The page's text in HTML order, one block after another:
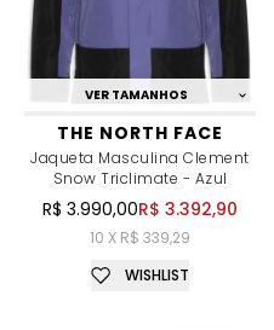
VER TAMANHOS
THE NORTH FACE
Jaqueta Masculina Clement
Snow Triclimate - Azul
R$ 3.990,00R$ 3.392,90
10 X R$ 339,29
WISHLIST